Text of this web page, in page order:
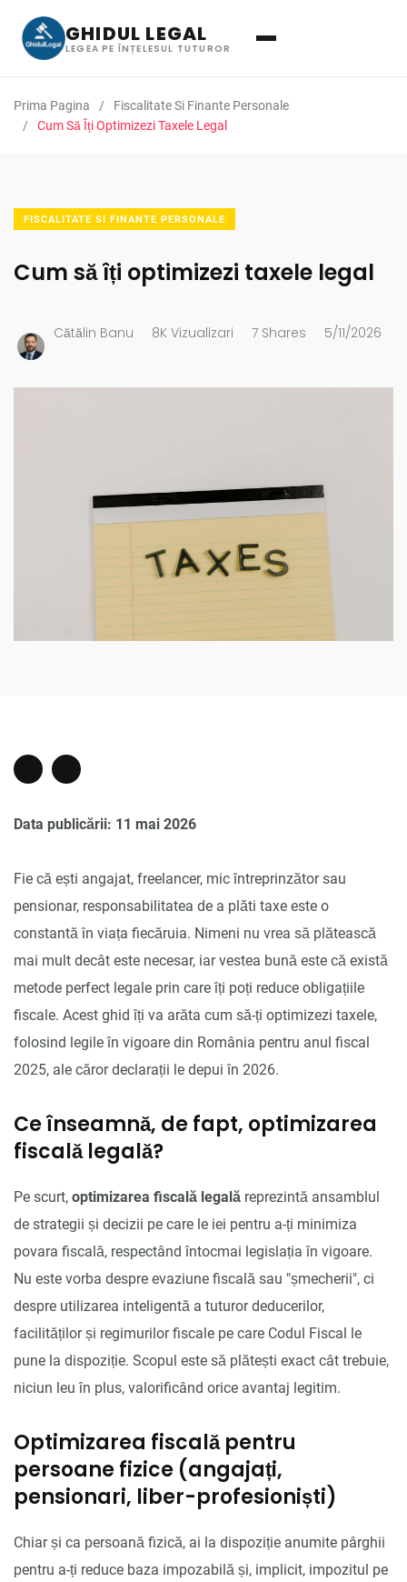
GHIDUL LEGAL
LEGEA PE ÎNȚELESUL TUTUROR
Prima Pagina
Fiscalitate Si Finante Personale
Cum Să Îți Optimizezi Taxele Legal
FISCALITATE SI FINANTE PERSONALE
Cum să îți optimizezi taxele legal
Cătălin Banu 8K Vizualizari 7 Shares 5/11/2026
Data publicării: 11 mai 2026
Fie că ești angajat, freelancer, mic întreprinzător sau
pensionar, responsabilitatea de a plăti taxe este o
constantă în viața fiecăruia. Nimeni nu vrea să plătească
mai mult decât este necesar, iar vestea bună este că există
metode perfect legale prin care îți poți reduce obligațiile
fiscale. Acest ghid îți va arăta cum să-ți optimizezi taxele,
folosind legile în vigoare din România pentru anul fiscal
2025, ale căror declarații le depui în 2026.
Ce înseamnă, de fapt, optimizarea
fiscală legală?
Pe scurt, optimizarea fiscală legală reprezintă ansamblul
de strategii și decizii pe care le iei pentru a-ți minimiza
povara fiscală, respectând întocmai legislația în vigoare.
Nu este vorba despre evaziune fiscală sau "șmecherii", ci
despre utilizarea inteligentă a tuturor deducerilor,
facilităților și regimurilor fiscale pe care Codul Fiscal le
pune la dispoziție. Scopul este să plătești exact cât trebuie,
niciun leu în plus, valorificând orice avantaj legitim.
Optimizarea fiscală pentru
persoane fizice (angajați,
pensionari, liber-profesioniști)
Chiar și ca persoană fizică, ai la dispoziție anumite pârghii
pentru a-ți reduce baza impozabilă și, implicit, impozitul pe